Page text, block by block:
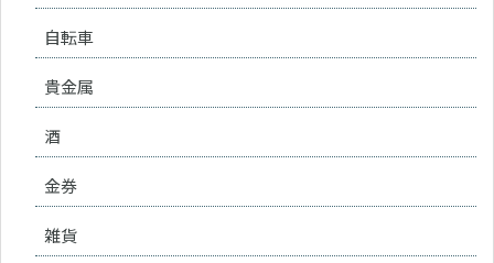
自転車
貴金属
酒
金券
雑貨